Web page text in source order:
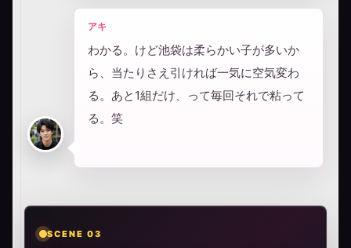
アキ
わかる。けど池袋は柔らかい子が多いか
ら、当たりさえ引ければ一気に空気変わ
る。あと1組だけ、って毎回それで粘って
る。笑
SCENE 03